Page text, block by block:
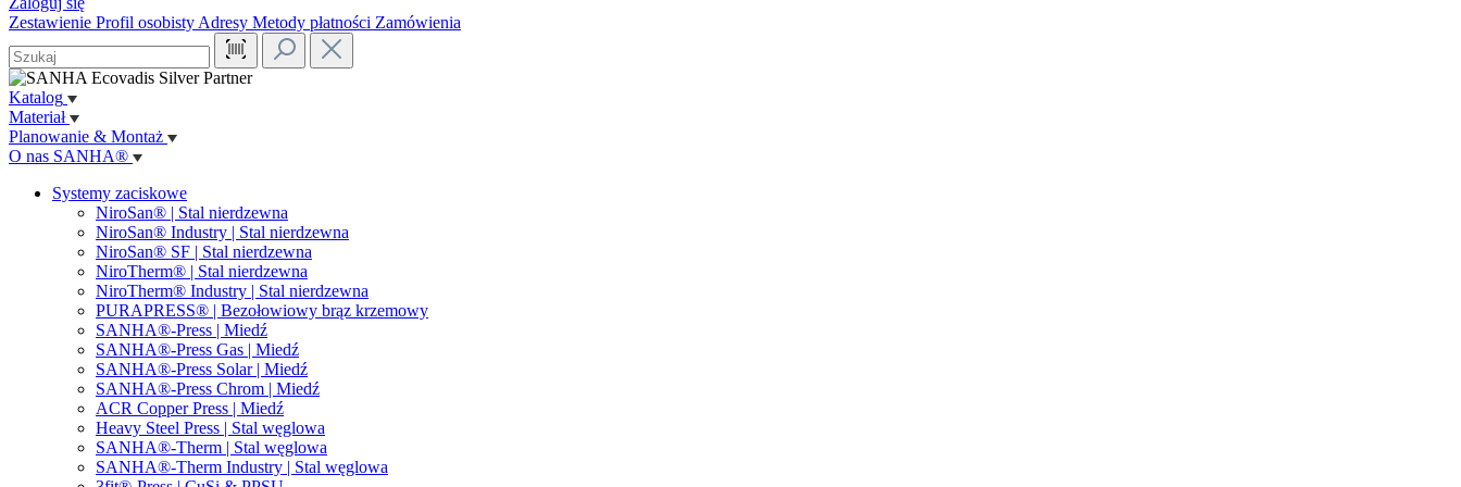
Zestawienie Profil osobisty Adresy Metody płatności Zamówienia
Katalog
Materiał
Planowanie & Montaż
O nas SANHA®
Systemy zaciskowe
NiroSan® | Stal nierdzewna
NiroSan® Industry | Stal nierdzewna
NiroSan® SF | Stal nierdzewna
NiroTherm® | Stal nierdzewna
NiroTherm® Industry | Stal nierdzewna
PURAPRESS® | Bezołowiowy brąz krzemowy
SANHA®-Press | Miedź
SANHA®-Press Gas | Miedź
SANHA®-Press Solar | Miedź
SANHA®-Press Chrom | Miedź
ACR Copper Press | Miedź
Heavy Steel Press | Stal węglowa
SANHA®-Therm | Stal węglowa
SANHA®-Therm Industry | Stal węglowa